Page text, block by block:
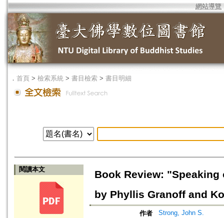
網站導覽
． 首頁 > 檢索系統 > 書目檢索 > 書目明細
閱讀本文
Book Review:
by Phyllis Granoff and
作者 Strong, John S.